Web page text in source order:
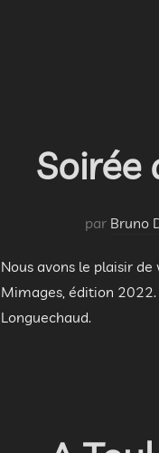
Soirée
par Bruno
Nous avons le plaisir
Mimages, édition 2022.
Longuechaud.